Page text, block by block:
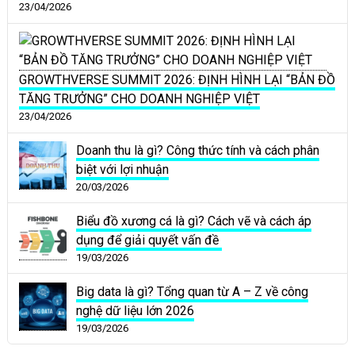
23/04/2026
GROWTHVERSE SUMMIT 2026: ĐỊNH HÌNH LẠI “BẢN ĐỒ
TĂNG TRƯỞNG” CHO DOANH NGHIỆP VIỆT
23/04/2026
Doanh thu là gì? Công thức tính và cách phân
biệt với lợi nhuận
20/03/2026
Biểu đồ xương cá là gì? Cách vẽ và cách áp
dụng để giải quyết vấn đề
19/03/2026
Big data là gì? Tổng quan từ A – Z về công
nghệ dữ liệu lớn 2026
19/03/2026